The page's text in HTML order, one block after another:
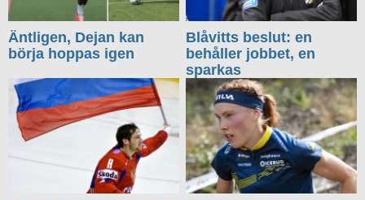
Äntligen, Dejan kan
börja hoppas igen
Blåvitts beslut: en
behåller jobbet, en
sparkas